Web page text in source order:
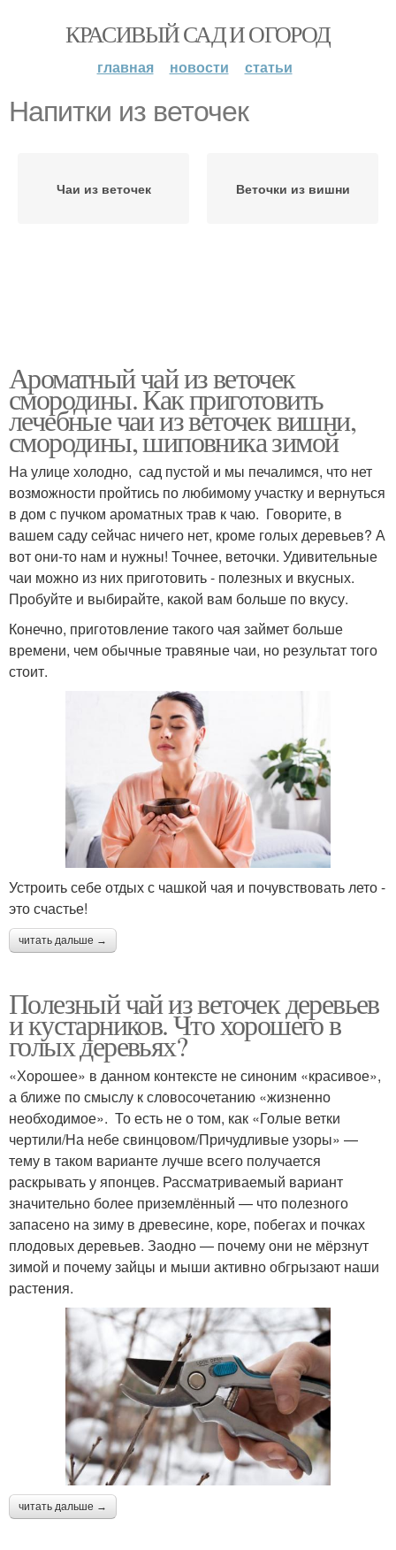
КРАСИВЫЙ САД И ОГОРОД
главная новости статьи
Напитки из веточек
Чаи из веточек Веточки из вишни
Ароматный чай из веточек
смородины. Как приготовить
лечебные чаи из веточек вишни,
смородины, шиповника зимой
На улице холодно, сад пустой и мы печалимся, что нет
возможности пройтись по любимому участку и вернуться
в дом с пучком ароматных трав к чаю. Говорите, в
вашем саду сейчас ничего нет, кроме голых деревьев? А
вот они-то нам и нужны! Точнее, веточки. Удивительные
чаи можно из них приготовить - полезных и вкусных.
Пробуйте и выбирайте, какой вам больше по вкусу.
Конечно, приготовление такого чая займет больше
времени, чем обычные травяные чаи, но результат того
стоит.
Устроить себе отдых с чашкой чая и почувствовать лето -
это счастье!
читать дальше →
Полезный чай из веточек деревьев
и кустарников. Что хорошего в
голых деревьях?
«Хорошее» в данном контексте не синоним «красивое»,
а ближе по смыслу к словосочетанию «жизненно
необходимое». То есть не о том, как «Голые ветки
чертили/На небе свинцовом/Причудливые узоры» —
тему в таком варианте лучше всего получается
раскрывать у японцев. Рассматриваемый вариант
значительно более приземлённый — что полезного
запасено на зиму в древесине, коре, побегах и почках
плодовых деревьев. Заодно — почему они не мёрзнут
зимой и почему зайцы и мыши активно обгрызают наши
растения.
читать дальше →